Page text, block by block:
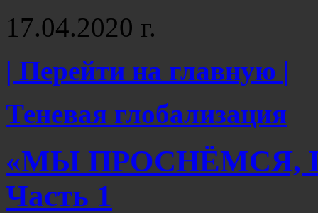
17.04.2020 г.
| Перейти на главную |
Теневая глобализация
«МЫ ПРОСНЁМСЯ,
Часть 1